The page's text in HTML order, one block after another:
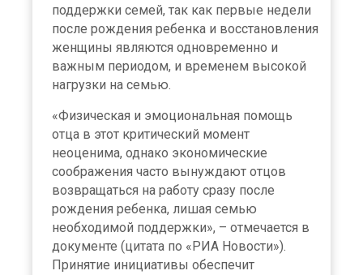
поддержки семей, так как первые недели
после рождения ребенка и восстановления
женщины являются одновременно и
важным периодом, и временем высокой
нагрузки на семью.
«Физическая и эмоциональная помощь
отца в этот критический момент
неоценима, однако экономические
соображения часто вынуждают отцов
возвращаться на работу сразу после
рождения ребенка, лишая семью
необходимой поддержки», – отмечается в
документе (цитата по «РИА Новости»).
Принятие инициативы обеспечит